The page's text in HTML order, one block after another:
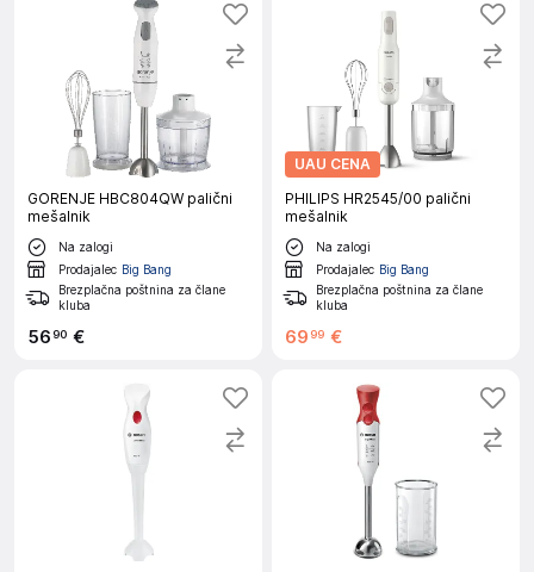
GORENJE HBC804QW palični
mešalnik
Na zalogi
Prodajalec Big Bang
Brezplačna poštnina za člane
kluba
5690 €
UAU CENA
PHILIPS HR2545/00 palični
mešalnik
Na zalogi
Prodajalec Big Bang
Brezplačna poštnina za člane
kluba
69 99 €